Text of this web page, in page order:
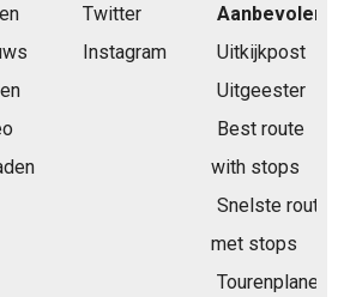
Twitter
Instagram
Aanbevolen
Uitkijkpost
Uitgeester
Best route
with stops
Snelste route
met stops
Tourenplaner